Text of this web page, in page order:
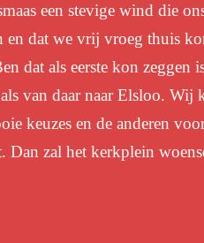
een stevige wind die
dat we vrij vroeg thuis
dat als eerste kon
van daar naar Elsloo. Wij
keuzes en de anderen
zal het kerkplein